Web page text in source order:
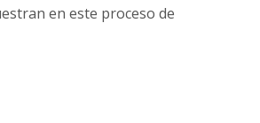
en este proceso de